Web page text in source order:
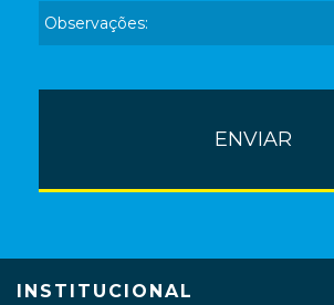
INSTITUCIONAL